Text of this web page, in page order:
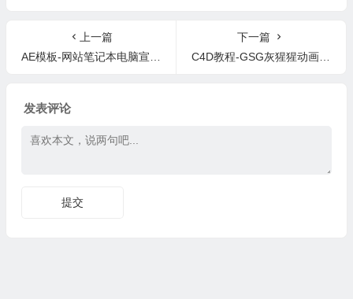
上一篇
AE模板-网站笔记本电脑宣传应用程序主题演示网页设计动画
下一篇
C4D教程-GSG灰猩猩动画基础教程 Animation Fundamentals Training
发表评论